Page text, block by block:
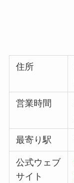
住所
営業時間
最寄り駅
公式ウェブ
サイト